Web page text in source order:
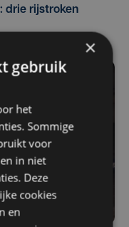
drie rijstroken
×
gebruik
het
Sommige
voor
in niet
Deze
cookies
en